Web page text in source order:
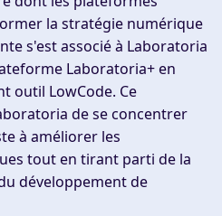
la stratégie numérique
s'est associé à Laboratoria
Laboratoria+ en
outil LowCode. Ce
de se concentrer
à améliorer les
tout en tirant parti de la
développement de